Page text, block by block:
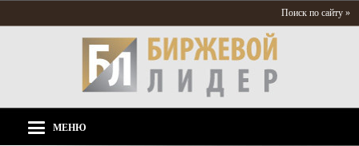
Поиск по сайту »
МЕНЮ